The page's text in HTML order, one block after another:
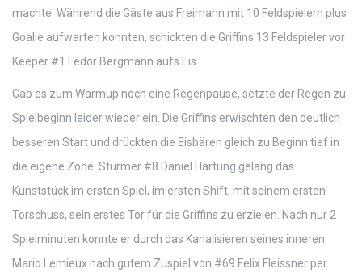
machte. Während die Gäste aus Freimann mit 10 Feldspielern plus
Goalie aufwarten konnten, schickten die Griffins 13 Feldspieler vor
Keeper #1 Fedor Bergmann aufs Eis.
Gab es zum Warmup noch eine Regenpause, setzte der Regen zu
Spielbeginn leider wieder ein. Die Griffins erwischten den deutlich
besseren Start und drückten die Eisbären gleich zu Beginn tief in
die eigene Zone. Stürmer #8 Daniel Hartung gelang das
Kunststück im ersten Spiel, im ersten Shift, mit seinem ersten
Torschuss, sein erstes Tor für die Griffins zu erzielen. Nach nur 2
Spielminuten konnte er durch das Kanalisieren seines inneren
Mario Lemieux nach gutem Zuspiel von #69 Felix Fleissner per